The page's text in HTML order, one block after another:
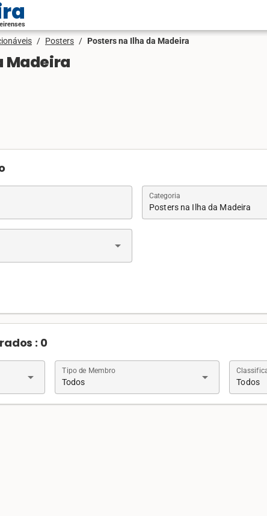
/ Posters / Posters na Ilha da Madeira
Madeira
Posters na Ilha da Madeira
Categoria
arrow_drop_down
: 0
arrow_drop_down Todos
Tipo de Membro arrow_drop_down Todos